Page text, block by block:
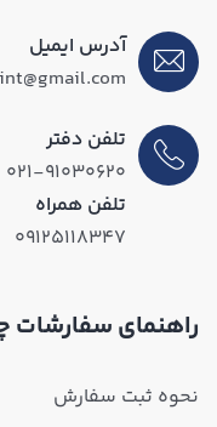
آدرس ایمیل
تلفن دفتر
۰۲۱-۹۱۰۳۰۶۲۰
تلفن همراه
۰۹۱۲۵۱۱۸۳۴۷
راهنمای سفارشات
نحوه ثبت سفارش